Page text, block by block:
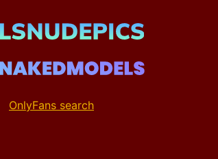
OnlyFans search